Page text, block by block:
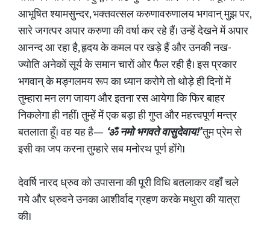
आभूषित श्यामसुन्दर, भक्तवत्सल करुणावरुणालय भगवान् मुझ पर,
सारे जगत्पर अपार करुणा की वर्षा कर रहे हैं। उन्हें देखने में अपार
आनन्द आ रहा है, हृदय के कमल पर खड़े हैं और उनकी नख-
ज्योति अनेकों सूर्य के समान चारों ओर फैल रही है। इस प्रकार
भगवान्‌ के मङ्गलमय रूप का ध्यान करोगे तो थोड़े ही दिनों में
तुम्हारा मन लग जायग और इतना रस आयेगा कि फिर बाहर
निकलेगा ही नहीं। तुम्हें में एक बड़ा ही गुप्त और महत्त्वपूर्ण मन्त्र
बतलाता हूँ। वह यह है— ‘ॐ नमो भगवते वासुदेवाय!’तुम प्रेम से
इसी का जप करना तुम्हारे सब मनोरथ पूर्ण होंगे।
देवर्षि नारद ध्रुव को उपासना की पूरी विधि बतलाकर वहाँ चले
गये और ध्रुवने उनका आशीर्वाद ग्रहण करके मथुरा की यात्रा
की।